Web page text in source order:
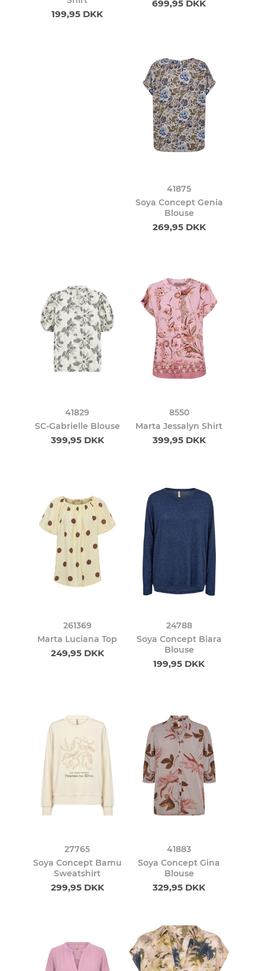
199,95 DKK
699,95 DKK
41875
Soya Concept Genia
Blouse
269,95 DKK
41829
SC-Gabrielle Blouse
399,95 DKK
8550
Marta Jessalyn Shirt
399,95 DKK
261369
Marta Luciana Top
249,95 DKK
24788
Soya Concept Biara
Blouse
199,95 DKK
27765
Soya Concept Bamu
Sweatshirt
299,95 DKK
41883
Soya Concept Gina
Blouse
329,95 DKK